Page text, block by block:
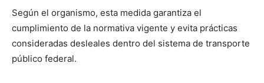
Según el organismo, esta medida garantiza el
cumplimiento de la normativa vigente y evita prácticas
consideradas desleales dentro del sistema de transporte
público federal.